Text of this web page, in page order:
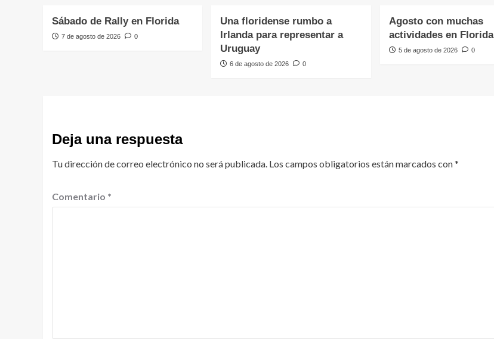
Sábado de Rally en Florida
7 de agosto de 2026 0
Una floridense rumbo a
Irlanda para representar a
Uruguay
6 de agosto de 2026 0
Agosto con muchas
actividades en Florida
5 de agosto de 2026 0
Deja una respuesta
Tu dirección de correo electrónico no será publicada. Los campos obligatorios están marcados con*
Comentario *